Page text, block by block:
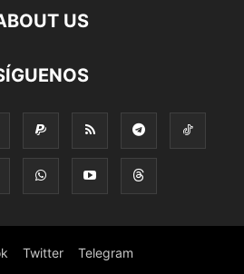
US
Twitter Telegram